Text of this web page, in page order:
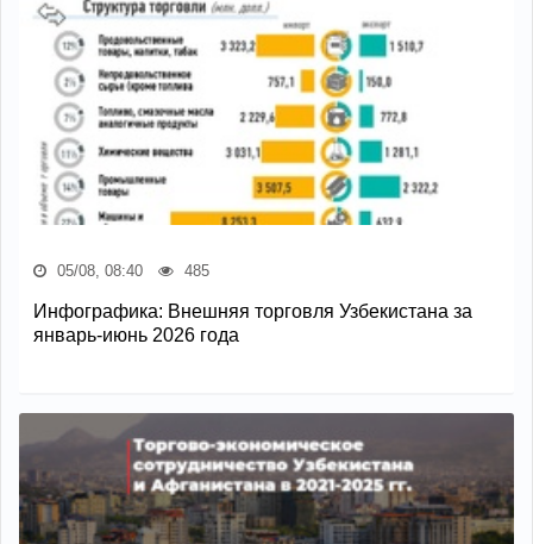
05/08, 08:40 485
Инфографика: Внешняя торговля Узбекистана за
январь-июнь 2026 года